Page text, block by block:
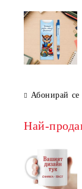
Абонирай се
Най-